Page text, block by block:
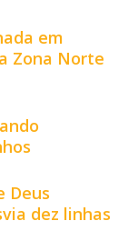
em
Zona Norte
Deus
dez linhas